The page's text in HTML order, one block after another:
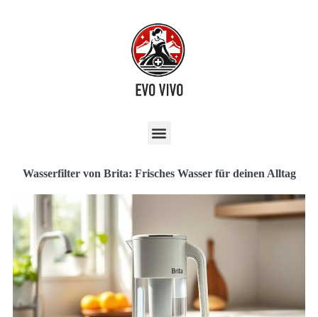
Wasserfilter von Brita: Frisches Wasser für deinen Alltag